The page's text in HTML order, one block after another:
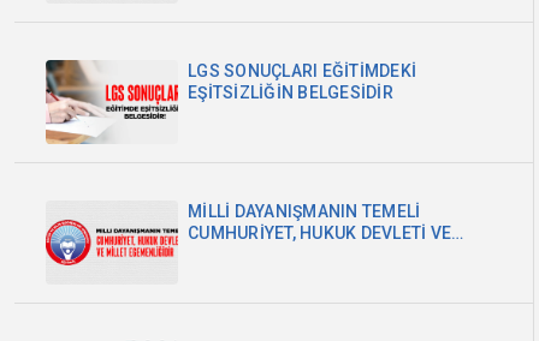
LGS SONUÇLARI EĞİTİMDEKİ
EŞİTSİZLİĞİN BELGESİDİR
MİLLİ DAYANIŞMANIN TEMELİ
CUMHURİYET, HUKUK DEVLETİ VE